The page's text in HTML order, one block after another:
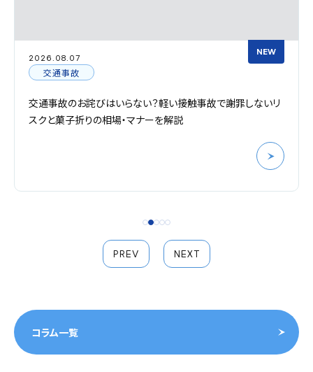
2026.08.07
NEW
交通事故
交通事故のお詫びはいらない？軽い接触事故で謝罪しないリ
スクと菓子折りの相場・マナーを解説
PREV NEXT
コラム一覧